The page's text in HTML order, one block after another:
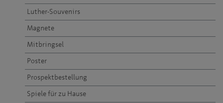
Luther-Souvenirs
Magnete
Mitbringsel
Poster
Prospektbestellung
Spiele für zu Hause